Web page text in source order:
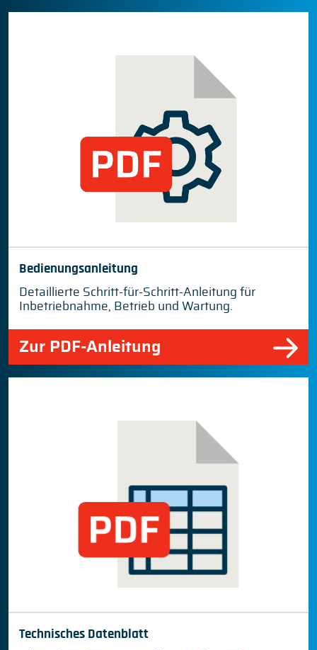
Bedienungsanleitung
Detaillierte Schritt-für-Schritt-Anleitung für
Inbetriebnahme, Betrieb und Wartung.
Zur PDF-Anleitung
Technisches Datenblatt